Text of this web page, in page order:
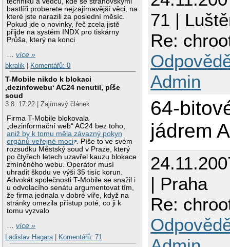
bastlíři proberete nejzajímavější věci, na
které jste narazili za poslední měsíc.
Pokud jde o novinky, řeč zcela jistě
přijde na systém INDX pro tiskárny
Průša, který na konci
…více »
bkralik
Komentářů: 0
T-Mobile nikdo k blokaci
‚dezinfowebu‘ AC24 nenutil, píše
soud
3.8. 17:22 | Zajímavý článek
Firma T-Mobile blokovala
„dezinformační web“ AC24 bez toho,
aniž by k tomu měla závazný pokyn
orgánů veřejné moci . Píše to ve svém
rozsudku Městský soud v Praze, který
po čtyřech letech uzavřel kauzu blokace
zmíněného webu. Operátor musí
uhradit škodu ve výši 35 tisíc korun.
Advokát společnosti T-Mobile se snažil i
u odvolacího senátu argumentovat tím,
že firma jednala v dobré víře, když na
stránky omezila přístup poté, co ji k
tomu vyzvalo
…více »
Ladislav Hagara | Komentářů: 71
71 |
Re:
Admin
64-
jádrem
| Praha
Re: